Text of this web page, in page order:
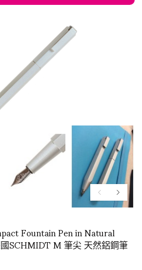
Fountain Pen in Natural
SCHMIDT M 筆尖 天然鋁鋼筆